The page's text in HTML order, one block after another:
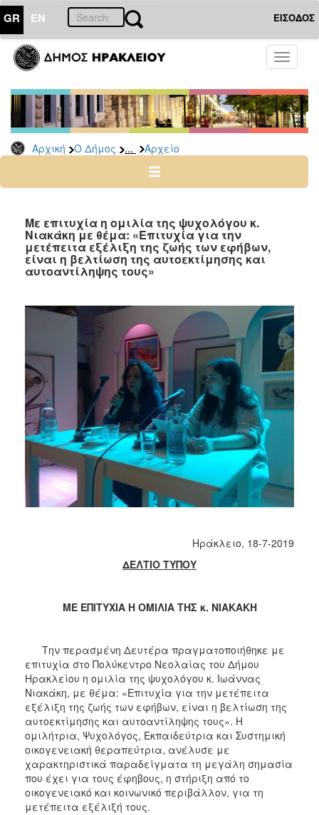
GR EN ΕΙΣΟΔΟΣ
Toggle
Αρχική Ο Δήμος ... Αρχείο
ΔΗΜΟΣ
Δημοτικές
Παρατάξεις
Αρχείο
ΠΟΛΙΤΙΣΜΟΣ
Με επιτυχία η ομιλία της ψυχολόγου κ.
Νιακάκη με θέμα: «Επιτυχία για την
μετέπειτα εξέλιξη της ζωής των εφήβων,
είναι η βελτίωση της αυτοεκτίμησης και
αυτοαντίληψης τους»
Ηράκλειο, 18-7-2019
ΔΕΛΤΙΟ ΤΥΠΟΥ
ΜΕ ΕΠΙΤΥΧΙΑ Η ΟΜΙΛΙΑ ΤΗΣ κ. ΝΙΑΚΑΚΗ
Την περασμένη Δευτέρα πραγματοποιήθηκε με
επιτυχία στο Πολύκεντρο Νεολαίας του Δήμου
Ηρακλείου η ομιλία της ψυχολόγου κ. Ιωάννας
Νιακάκη, με θέμα: «Επιτυχία για την μετέπειτα
εξέλιξη της ζωής των εφήβων, είναι η βελτίωση της
αυτοεκτίμησης και αυτοαντίληψης τους». Η
ομιλήτρια, Ψυχολόγος, Εκπαιδεύτρια και Συστημική
οικογενειακή θεραπεύτρια, ανέλυσε με
χαρακτηριστικά παραδείγματα τη μεγάλη σημασία
που έχει για τους έφηβους, η στήριξη από το
οικογενειακό και κοινωνικό περιβάλλον, για τη
μετέπειτα εξέλιξή τους.